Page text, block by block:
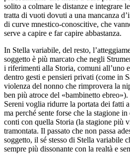
solito a colmare le distanze e integrare
tratta di vuoti dovuti a una mancanza
di curve mnestico-conoscitive, che
serve a capire e far capire abbastanza.
In Stella variabile, del resto,
soggetto è più marcato che negli
i riferimenti alla Storia, comuni all’uno
dentro gesti e pensieri privati (come in
violenza del nonno che rimprovera la
ben più atroce del «bambinetto
Sereni voglia ridurre la portata dei fatti
ma perché sente forse che la stagione
conti con quella Storia (la stagione più
tramontata. Il passato che non passa
soggetto, il sé stesso di Stella variabile
sempre più dissonante con la realtà e